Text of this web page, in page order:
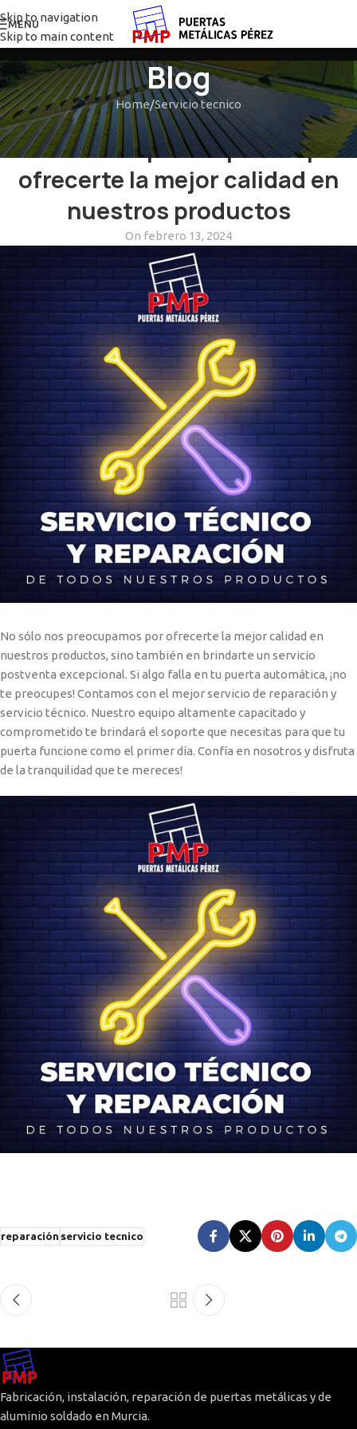
Skip to navigation
Skip to main content
MENU
Blog
Home Servicio tecnico
SERVICIO TECNICO
No sólo nos preocupamos por
ofrecerte la mejor calidad en
nuestros productos
On febrero 13, 2024
No sólo nos preocupamos por ofrecerte la mejor calidad en
nuestros productos, sino también en brindarte un servicio
postventa excepcional. Si algo falla en tu puerta automática, ¡no
te preocupes! Contamos con el mejor servicio de reparación y
servicio técnico. Nuestro equipo altamente capacitado y
comprometido te brindará el soporte que necesitas para que tu
puerta funcione como el primer día. Confía en nosotros y disfruta
de la tranquilidad que te mereces!
reparaciónservicio tecnico
Fabricación, instalación, reparación de puertas metálicas y de
aluminio soldado en Murcia.